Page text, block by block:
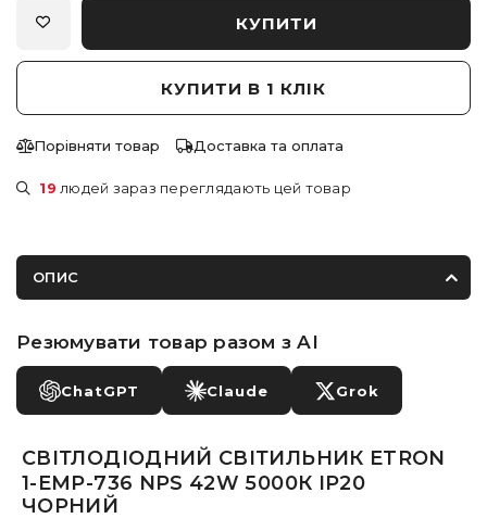
КУПИТИ
КУПИТИ В 1 КЛІК
Порівняти товар Доставка та оплата
19 людей зараз переглядають цей товар
ОПИС
Резюмувати товар разом з AI
ChatGPT Claude Grok
СВІТЛОДІОДНИЙ СВІТИЛЬНИК ETRON
1-EMP-736 NPS 42W 5000К IP20
ЧОРНИЙ